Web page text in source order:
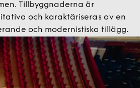
Tillbyggnaderna är
och karaktäriseras av en
och modernistiska tillägg.